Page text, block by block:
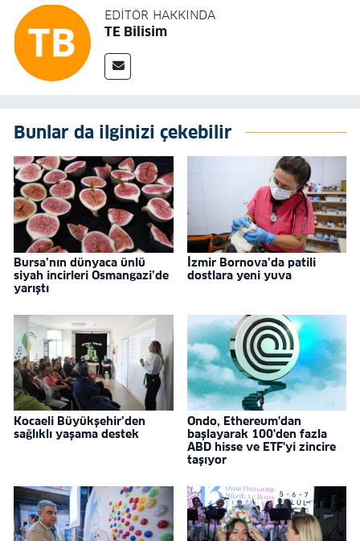
EDITÖR HAKKINDA
TE Bilisim
Bunlar da ilginizi çekebilir
Bursa’nın dünyaca ünlü
siyah incirleri Osmangazi’de
yarıştı
İzmir Bornova’da patili
dostlara yeni yuva
Kocaeli Büyükşehir’den
sağlıklı yaşama destek
Ondo, Ethereum'dan
başlayarak 100'den fazla
ABD hisse ve ETF'yi zincire
taşıyor